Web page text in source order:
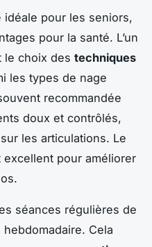
idéale pour les seniors,
pour la santé. L’un
le choix des techniques
les types de nage
recommandée
doux et contrôlés,
les articulations. Le
pour améliorer
séances régulières de
Cela